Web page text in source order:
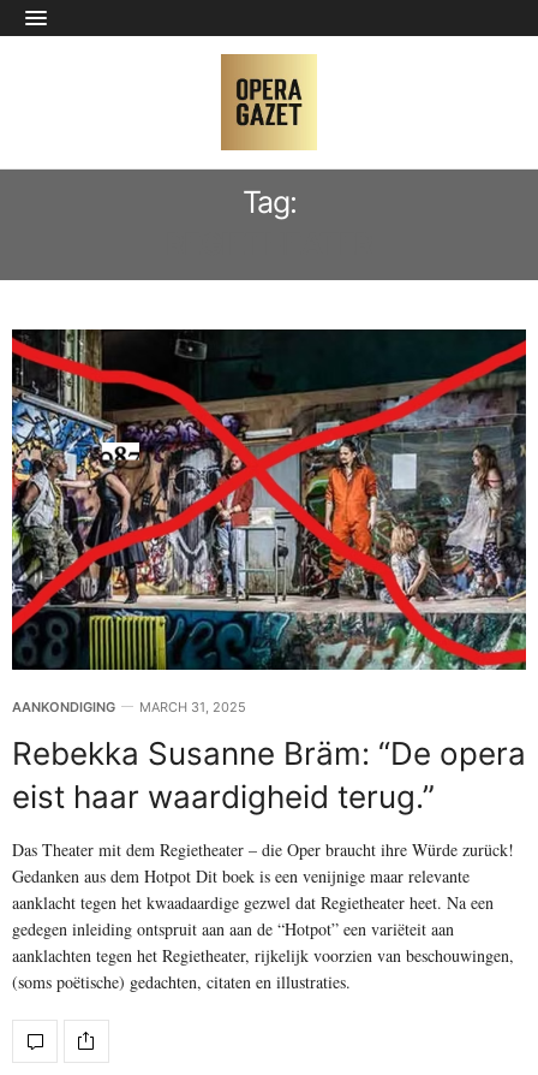
Tag:
AANKONDIGING MARCH 31, 2025
Rebekka Susanne Bräm: “De opera
eist haar waardigheid terug.”
Das Theater mit dem Regietheater – die Oper braucht ihre Würde zurück!
Gedanken aus dem Hotpot Dit boek is een venijnige maar relevante
aanklacht tegen het kwaadaardige gezwel dat Regietheater heet. Na een
gedegen inleiding ontspruit aan aan de “Hotpot” een variëteit aan
aanklachten tegen het Regietheater, rijkelijk voorzien van beschouwingen,
(soms poëtische) gedachten, citaten en illustraties.